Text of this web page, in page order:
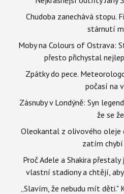
Chudoba zanechává stopu.
stárnutí
Moby na Colours of Ostrava:
přesto přichystal
Zpátky do pece.
počasí na
Zásnuby v Londýně: Syn
že se
Oleokantal z olivového oleje
zatím chybí
Proč Adele a Shakira
vlastní stadiony a chtějí,
„Slavím, že nebudu mít